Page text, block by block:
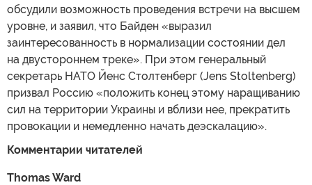
обсудили возможность проведения встречи на высшем
уровне, и заявил, что Байден «выразил
заинтересованность в нормализации состоянии дел
на двустороннем треке». При этом генеральный
секретарь НАТО Йенс Столтенберг (Jens Stoltenberg)
призвал Россию «положить конец этому наращиванию
сил на территории Украины и вблизи нее, прекратить
провокации и немедленно начать деэскалацию».
Комментарии читателей
Thomas Ward